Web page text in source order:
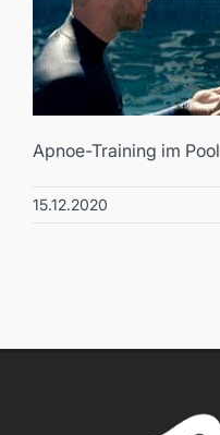
Apnoe-Training im Pool
15.12.2020